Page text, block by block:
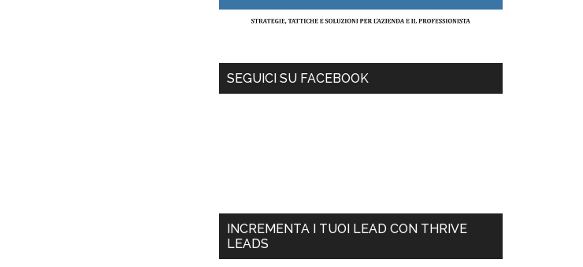
SEGUICI SU FACEBOOK
INCREMENTA I TUOI LEAD CON THRIVE
LEADS